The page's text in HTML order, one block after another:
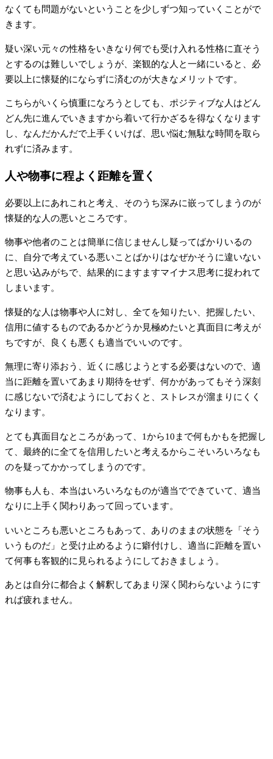
なくても問題がないということを少しずつ知っていくことがで
きます。
疑い深い元々の性格をいきなり何でも受け入れる性格に直そう
とするのは難しいでしょうが、楽観的な人と一緒にいると、必
要以上に懐疑的にならずに済むのが大きなメリットです。
こちらがいくら慎重になろうとしても、ポジティブな人はどん
どん先に進んでいきますから着いて行かざるを得なくなります
し、なんだかんだで上手くいけば、思い悩む無駄な時間を取ら
れずに済みます。
人や物事に程よく距離を置く
必要以上にあれこれと考え、そのうち深みに嵌ってしまうのが
懐疑的な人の悪いところです。
物事や他者のことは簡単に信じませんし疑ってばかりいるの
に、自分で考えている悪いことばかりはなぜかそうに違いない
と思い込みがちで、結果的にますますマイナス思考に捉われて
しまいます。
懐疑的な人は物事や人に対し、全てを知りたい、把握したい、
信用に値するものであるかどうか見極めたいと真面目に考えが
ちですが、良くも悪くも適当でいいのです。
無理に寄り添おう、近くに感じようとする必要はないので、適
当に距離を置いてあまり期待をせず、何かがあってもそう深刻
に感じないで済むようにしておくと、ストレスが溜まりにくく
なります。
とても真面目なところがあって、1から10まで何もかもを把握し
て、最終的に全てを信用したいと考えるからこそいろいろなも
のを疑ってかかってしまうのです。
物事も人も、本当はいろいろなものが適当でできていて、適当
なりに上手く関わりあって回っています。
いいところも悪いところもあって、ありのままの状態を「そう
いうものだ」と受け止めるように癖付けし、適当に距離を置い
て何事も客観的に見られるようにしておきましょう。
あとは自分に都合よく解釈してあまり深く関わらないようにす
れば疲れません。